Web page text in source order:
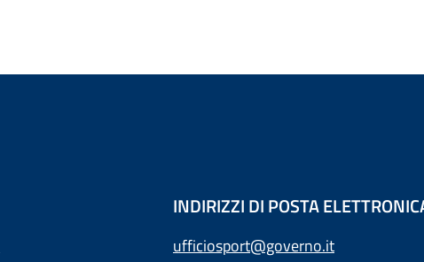
INDIRIZZI DI POSTA
ufficiosport@governo.it